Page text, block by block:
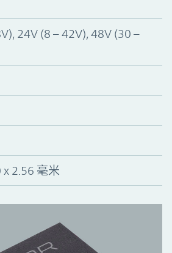
24V (8 – 42V), 48V (30 –
x 2.56 毫米